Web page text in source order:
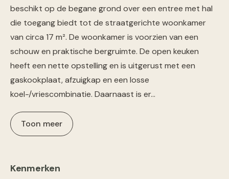
beschikt op de begane grond over een entree met hal
die toegang biedt tot de straatgerichte woonkamer
van circa 17 m². De woonkamer is voorzien van een
schouw en praktische bergruimte. De open keuken
heeft een nette opstelling en is uitgerust met een
gaskookplaat, afzuigkap en een losse
koel-/vriescombinatie. Daarnaast is er…
Toon meer
Kenmerken